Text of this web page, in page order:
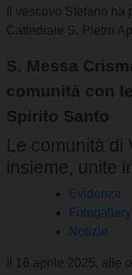
Il vescovo Stefano
Cattedrale S. Pietro
S. Messa
comunità con
Spirito Santo
Le comunità di
insieme, unite
Evidenza
Fotogallery
Notizie
Il 16 aprile 2025, alle